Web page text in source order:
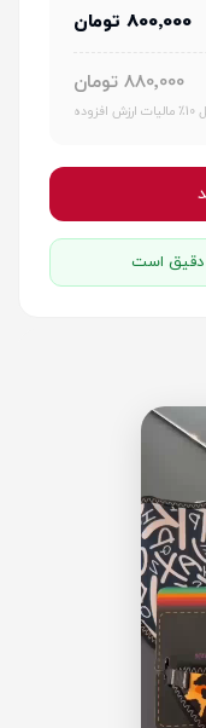
800٬000 تومان
880٬000 تومان
دقیق است